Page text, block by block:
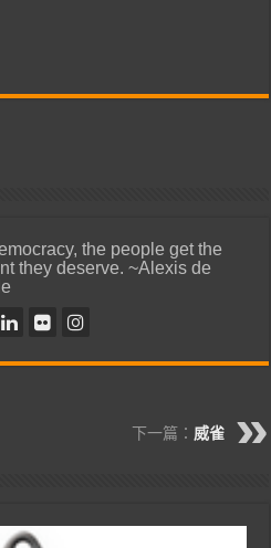
the people get the
they deserve. ~Alexis de
下一篇： 威雀